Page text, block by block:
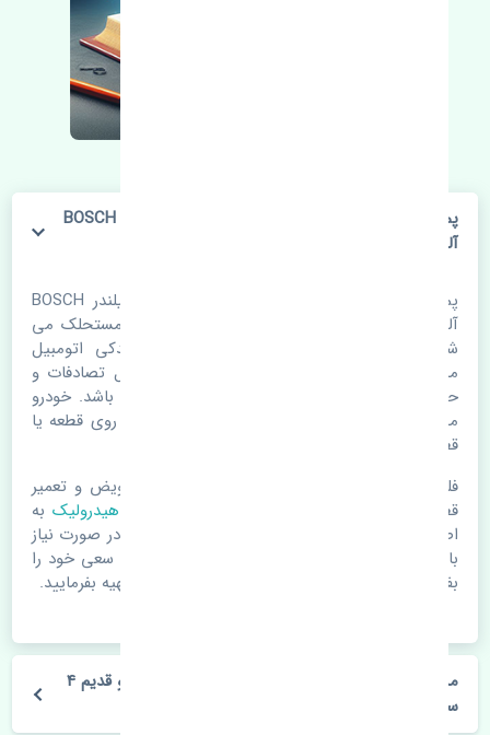
پمپ هیدرولیک سانگ یانگ کوراندو قدیم 4 سیلندر BOSCH
آلمان
پمپ هیدرولیک سانگ یانگ کوراندو قدیم 4 سیلندر BOSCH
آلمان. قطعات خودرو با گذر زمان و طی مسافت مستحلک می
شوند. اغلب اوقات علت اصلی خرابی لوازم یدکی اتومبیل
مستحلک شدن قطعات می باشد. ولی دلایلی مثل تصادفات و
حوادث نیز می تواند عامل تعویض قطعات یدکی باشد. خودرو
مجموعه ای به هم پیوسته می باشد که هر قطعه روی قطعه یا
قطعات دیگر تاثیر مستقیم دارد.
فلذا در صورت خرابی در اسرع زمان نسبت به تعویض و تعمیر
قطعات یدکی اقدام فرمایید. در زمان
خرید پمپ هیدرولیک به
اصلی بودن و کیفیت قطعات بسیار توجه بفرمایید. در صورت نیاز
با مکانیک و کارشناسان در این زمینه مشورت کنید. سعی خود را
بفرمایید تا قطعات یدکی را از فروشگاه های معتبر تهیه بفرمایید.
مشخصات فنی پمپ هیدرولیک سانگ یانگ کوراندو قدیم 4
سیلندر BOSCH آلمان